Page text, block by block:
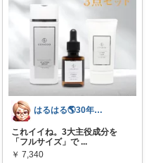
はるはる🌎️30年美容マーケター
これイイね。3大主役成分を
「フルサイズ」で ...
￥ 7,340